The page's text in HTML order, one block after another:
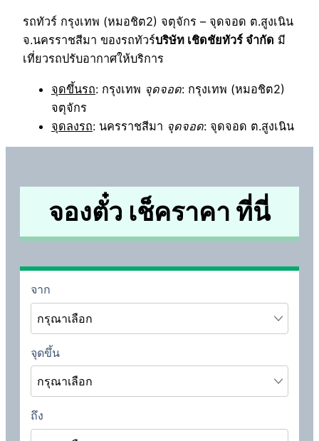
รถทัวร์ กรุงเทพ (หมอชิต2) จตุจักร – จุดจอด ต.สูงเนิน
จ.นครราชสีมา ของรถทัวร์บริษัท เชิดชัยทัวร์ จำกัด มี
เที่ยวรถปรับอากาศให้บริการ
จุดขึ้นรถ: กรุงเทพ จุดจอด: กรุงเทพ (หมอชิต2)
จตุจักร
จุดลงรถ: นครราชสีมา จุดจอด: จุดจอด ต.สูงเนิน
จองตั๋ว เช็คราคา ที่นี่